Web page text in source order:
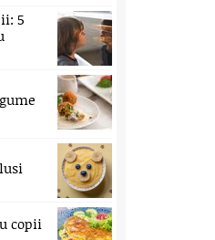
5
copii